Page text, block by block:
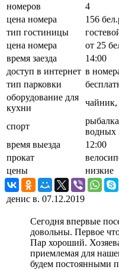
номеров
4
цена номера
156
тип гостиницы
цена номера
от 25
время заезда
14:00
доступ в интернет в
тип парковки
оборудование для
кухни
спорт
водных
время выезда
12:00
прокат
цены
низкие
денис в. 07.12.2019
Сегодня впервые
довольны. Первое
Пар хороший.
приемлемая для
будем постоянными